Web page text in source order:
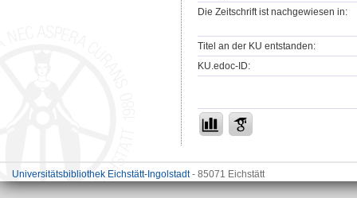
Die Zeitschrift ist nachgewiesen in:
Titel an der KU entstanden:
KU.edoc-ID:
Universitätsbibliothek Eichstätt-Ingolstadt- 85071 Eichstätt